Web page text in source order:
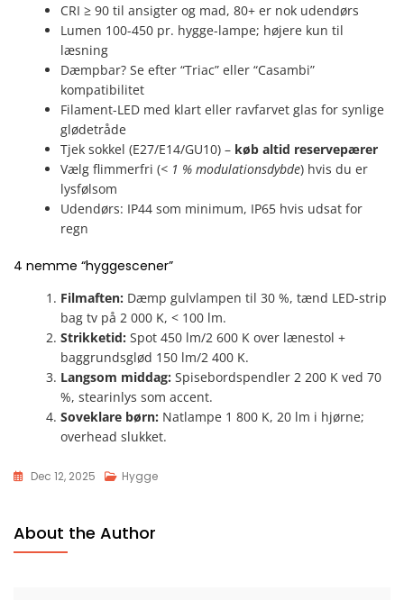
CRI ≥ 90 til ansigter og mad, 80+ er nok udendørs
Lumen 100-450 pr. hygge-lampe; højere kun til
læsning
Dæmpbar? Se efter “Triac” eller “Casambi”
kompatibilitet
Filament-LED med klart eller ravfarvet glas for synlige
glødetråde
Tjek sokkel (E27/E14/GU10) – køb altid reservepærer
Vælg flimmerfri (< 1 % modulationsdybde) hvis du er
lysfølsom
Udendørs: IP44 som minimum, IP65 hvis udsat for
regn
4 nemme “hyggescener”
Filmaften: Dæmp gulvlampen til 30 %, tænd LED-strip
bag tv på 2 000 K, < 100 lm.
Strikketid: Spot 450 lm/2 600 K over lænestol +
baggrundsglød 150 lm/2 400 K.
Langsom middag: Spisebordspendler 2 200 K ved 70
%, stearinlys som accent.
Soveklare børn: Natlampe 1 800 K, 20 lm i hjørne;
overhead slukket.
Dec 12, 2025 Hygge
About the Author